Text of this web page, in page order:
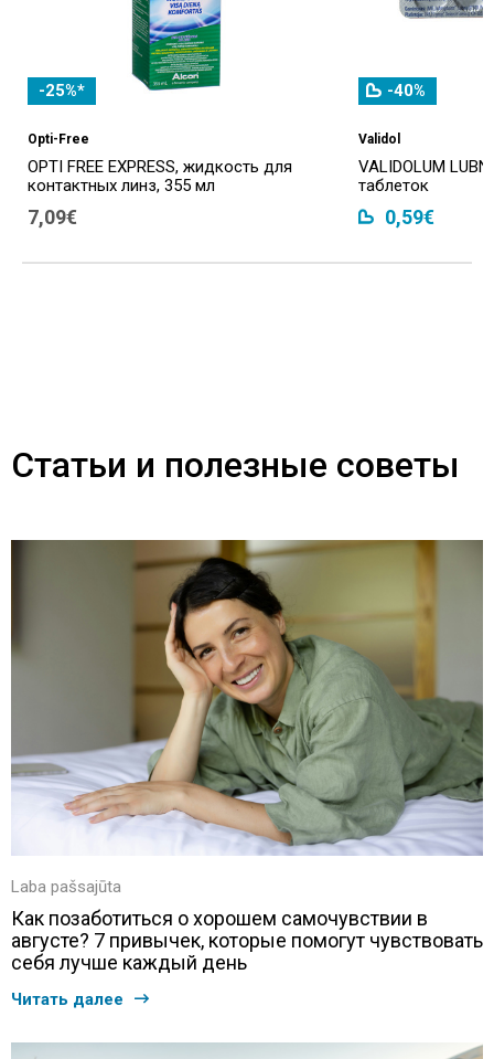
-25%*
Opti-Free
OPTI FREE EXPRESS, жидкость для
контактных линз, 355 мл
7,09€
-40%
Validol
VALIDOLUM
таблеток
0,59€
Статьи и полезные советы
Laba pašsajūta
Как позаботиться о хорошем самочувствии в
августе? 7 привычек, которые помогут чувствовать
себя лучше каждый день
Читать далее